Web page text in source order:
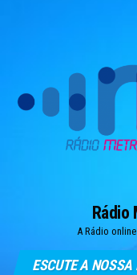
Rádio
A Rádio
ESCUTE A